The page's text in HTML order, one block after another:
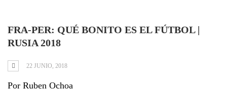
FRA-PER: QUÉ BONITO ES EL FÚTBOL |
RUSIA 2018
22 JUNIO, 2018
Por Ruben Ochoa